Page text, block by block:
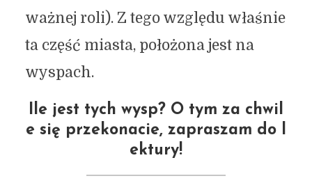
ważnej roli). Z tego względu właśnie
ta część miasta, położona jest na
wyspach.
Ile jest tych wysp? O tym za chwil
e się przekonacie, zapraszam do l
ektury!